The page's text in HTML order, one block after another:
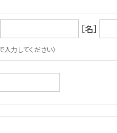
［名］
入力してください）